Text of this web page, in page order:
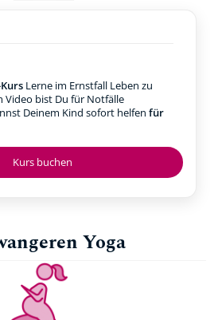
Kurs buchen
Lerne im Ernstfall Leben zu
Video bist Du für Notfälle
Deinem Kind sofort helfen für
Yoga